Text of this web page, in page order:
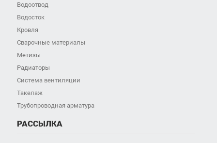
Водоотвод
Водосток
Кровля
Сварочные материалы
Метизы
Радиаторы
Система вентиляции
Такелаж
Трубопроводная арматура
РАССЫЛКА